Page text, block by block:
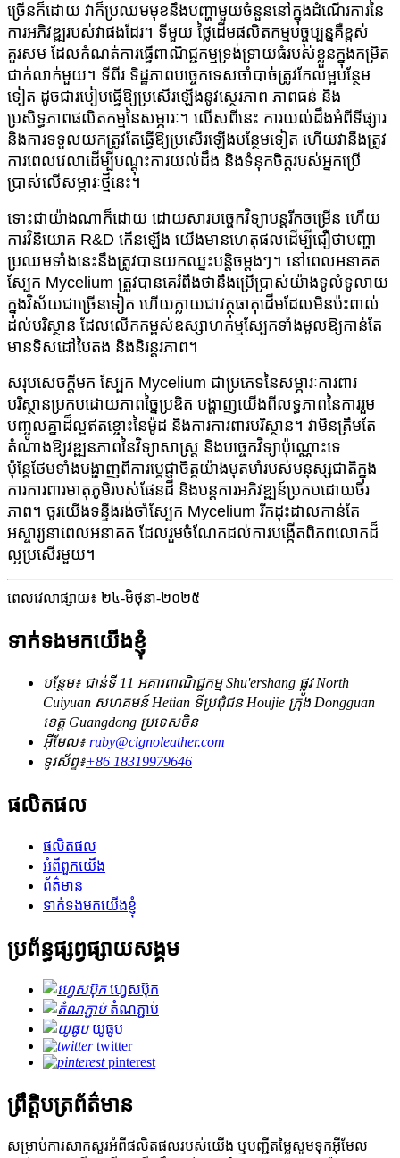
ច្រើនក៏ដោយ វាក៏ប្រឈមមុខនឹងបញ្ហាមួយចំនួននៅក្នុងដំណើរការនៃ
ការអភិវឌ្ឍរបស់វាផងដែរ។ ទីមួយ ថ្លៃដើមផលិតកម្មបច្ចុប្បន្នគឺខ្ពស់
គួរសម ដែលកំណត់ការធ្វើពាណិជ្ជកម្មទ្រង់ទ្រាយធំរបស់ខ្លួនក្នុងកម្រិត
ជាក់លាក់មួយ។ ទីពីរ ទិដ្ឋភាពបច្ចេកទេសចាំបាច់ត្រូវកែលម្អបន្ថែម
ទៀត ដូចជារបៀបធ្វើឱ្យប្រសើរឡើងនូវស្ថេរភាព ភាពធន់ និង
ប្រសិទ្ធភាពផលិតកម្មនៃសម្ភារៈ។ លើសពីនេះ ការយល់ដឹងអំពីទីផ្សារ
និងការទទួលយកត្រូវតែធ្វើឱ្យប្រសើរឡើងបន្ថែមទៀត ហើយវានឹងត្រូវ
ការពេលវេលាដើម្បីបណ្តុះការយល់ដឹង និងទំនុកចិត្តរបស់អ្នកប្រើ
ប្រាស់លើសម្ភារៈថ្មីនេះ។
ទោះជាយ៉ាងណាក៏ដោយ ដោយសារបច្ចេកវិទ្យាបន្តរីកចម្រើន ហើយ
ការវិនិយោគ R&D កើនឡើង យើងមានហេតុផលដើម្បីជឿថាបញ្ហា
ប្រឈមទាំងនេះនឹងត្រូវបានយកឈ្នះបន្តិចម្តងៗ។ នៅពេលអនាគត
ស្បែក Mycelium ត្រូវបានគេរំពឹងថានឹងប្រើប្រាស់យ៉ាងទូលំទូលាយ
ក្នុងវិស័យជាច្រើនទៀត ហើយក្លាយជាវត្ថុធាតុដើមដែលមិនប៉ះពាល់
ដល់បរិស្ថាន ដែលលើកកម្ពស់ឧស្សាហកម្មស្បែកទាំងមូលឱ្យកាន់តែ
មានទិសដៅបៃតង និងនិរន្តរភាព។
សរុបសេចក្តីមក ស្បែក Mycelium ជាប្រភេទនៃសម្ភារៈការពារ
បរិស្ថានប្រកបដោយភាពច្នៃប្រឌិត បង្ហាញយើងពីលទ្ធភាពនៃការរួម
បញ្ចូលគ្នាដ៏ល្អឥតខ្ចោះនៃម៉ូដ និងការការពារបរិស្ថាន។ វាមិនត្រឹមតែ
តំណាងឱ្យវឌ្ឍនភាពនៃវិទ្យាសាស្ត្រ និងបច្ចេកវិទ្យាប៉ុណ្ណោះទេ
ប៉ុន្តែថែមទាំងបង្ហាញពីការប្តេជ្ញាចិត្តយ៉ាងមុតមាំរបស់មនុស្សជាតិក្នុង
ការការពារមាតុភូមិរបស់ផែនដី និងបន្តការអភិវឌ្ឍន៍ប្រកបដោយចីរ
ភាព។ ចូរយើងទន្ទឹងរង់ចាំស្បែក Mycelium រីកដុះដាលកាន់តែ
អស្ចារ្យនាពេលអនាគត ដែលរួមចំណែកដល់ការបង្កើតពិភពលោកដ៏
ល្អប្រសើរមួយ។
ពេលវេលាផ្សាយ៖ ២៤-មិថុនា-២០២៥
ទាក់ទងមកយើងខ្ញុំ
បន្ថែម៖ ជាន់ទី 11 អគារពាណិជ្ជកម្ម Shu'ershang ផ្លូវ North
Cuiyuan សហគមន៍ Hetian ទីប្រជុំជន Houjie ក្រុង Dongguan
ខេត្ត Guangdong ប្រទេសចិន
អ៊ីមែល៖ ruby@cignoleather.com
ទូរស័ព្ទ៖+86 18319979646
ផលិតផល
ផលិតផល
អំពីពួកយើង
ព័ត៌មាន
ទាក់ទងមកយើងខ្ញុំ
ប្រព័ន្ធផ្សព្វផ្សាយសង្គម
ហ្វេសប៊ុក
តំណភ្ជាប់
យូធូប
twitter
pinterest
ព្រឹត្តិបត្រព័ត៌មាន
សម្រាប់ការសាកសួរអំពីផលិតផលរបស់យើង ឬបញ្ជីតម្លៃសូមទុកអ៊ីមែល